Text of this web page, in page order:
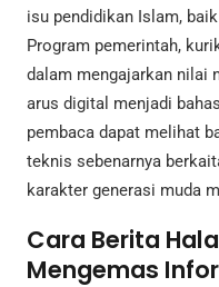
isu pendidikan Islam,
Program pemerintah,
dalam mengajarkan nilai
arus digital menjadi
pembaca dapat melihat
teknis sebenarnya
karakter generasi muda
Cara Berita
Mengemas